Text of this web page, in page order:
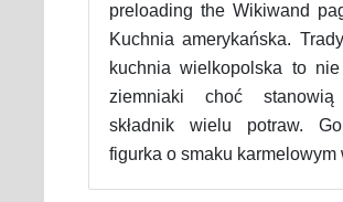
preloading the Wikiwand
Kuchnia amerykańska.
kuchnia wielkopolska to
ziemniaki choć
składnik wielu potraw.
figurka o smaku karmelowym